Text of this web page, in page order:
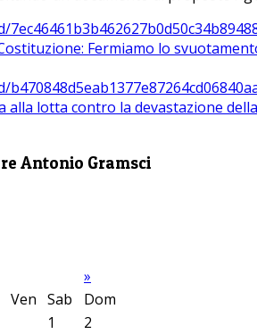
Fermiamo lo
alla lotta contro la devastazione
Antonio Gramsci
»
Ven Sab
Dom
1
2